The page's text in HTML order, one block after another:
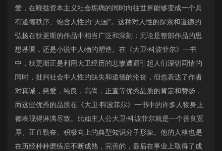
爱，在鞭挞资本主义社会垢病的同时向往世界能够变成一个具
有道德秩序、饱含人性的“天国”。这种对人性的探索和道德的
弘扬在狄更斯的作品中相当广泛和深刻：无论是整部作品的思
想基调，还是小说中人物的塑造。在《大卫·科波菲尔》一书
中，狄更斯正是利用大卫经历的悲惨遭遇引起人们深切同情的
同时，批判社会中人性的缺失和道德的沦丧，但也表达了作者
对真诚，慈爱，纯良，高尚，正直等优秀品质的肯定和赞扬，
而这些优秀的品质在《大卫·料波菲尔》一书中的许多人物身上
都表现得淋漓尽致。比如主人公大卫·科波菲尔就是一个善良宽
厚、正直勤奋、积极向上的典型知识分子形象。他的人格也是
在历经种种磨练后不断成熟，完善的，最后在事业上取得了成